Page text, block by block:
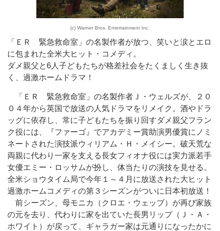
(c) Warner Bros. Entertainment Inc.
「ＥＲ 緊急救命室」の名製作者が放つ、笑いと涙とエロ
に包まれた全米大ヒット・コメディ。
ダメ親父と6人子どもたちが格差社会をたくましく生き抜
く、過激ホームドラマ！
「ＥＲ 緊急救命室」の名製作者Ｊ・ウェルズが、２０
０４年から英国で放送の人気ドラマをリメイク。酒やドラ
ッグに依存し、常に子どもたちを振り回すダメ親父フラン
ク役には、『ファーゴ』でアカデミー賞助演男優賞にノミ
ネートされた演技派ウィリアム・Ｈ・メイシー。破天荒な
両親に代わり一家を支える長女フィオナ役には実力派若手
女優エミー・ロッサムが扮し、体当たりの演技を見せる。
全米ショウタイム局で今年１～４月に放送された大ヒット
過激ホームコメディの第３シーズンがついに日本初放送！
前シーズン、母モニカ（クロエ・ウェッブ）が再び家族
の元を去り、代わりに家を出ていた長男リップ（Ｊ・Ａ・
ホワイト）が戻って、ギャラガー家は元通りになったかに